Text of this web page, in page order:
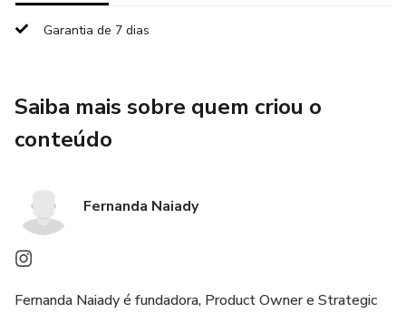
Garantia de 7 dias
Saiba mais sobre quem criou o
conteúdo
Fernanda Naiady
Fernanda Naiady é fundadora, Product Owner e Strategic